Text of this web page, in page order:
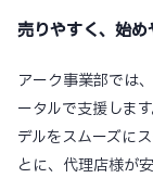
売りやすく、始め
アーク事業部では
ータルで支援しま
デルをスムーズに
とに、代理店様が